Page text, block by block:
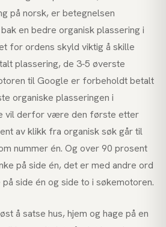
på norsk, er betegnelsen
en bedre organisk plassering i
for ordens skyld viktig å skille
plassering, de 3-5 øverste
til Google er forbeholdt betalt
organiske plasseringen i
vil derfor være den første etter
av klikk fra organisk søk går til
nummer én. Og over 90 prosent
på side én, det er med andre ord
side én og side to i søkemotoren.
å satse hus, hjem og hage på en